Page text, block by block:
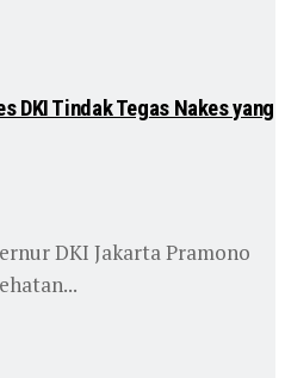
DKI Tindak Tegas Nakes yang
DKI Jakarta Pramono